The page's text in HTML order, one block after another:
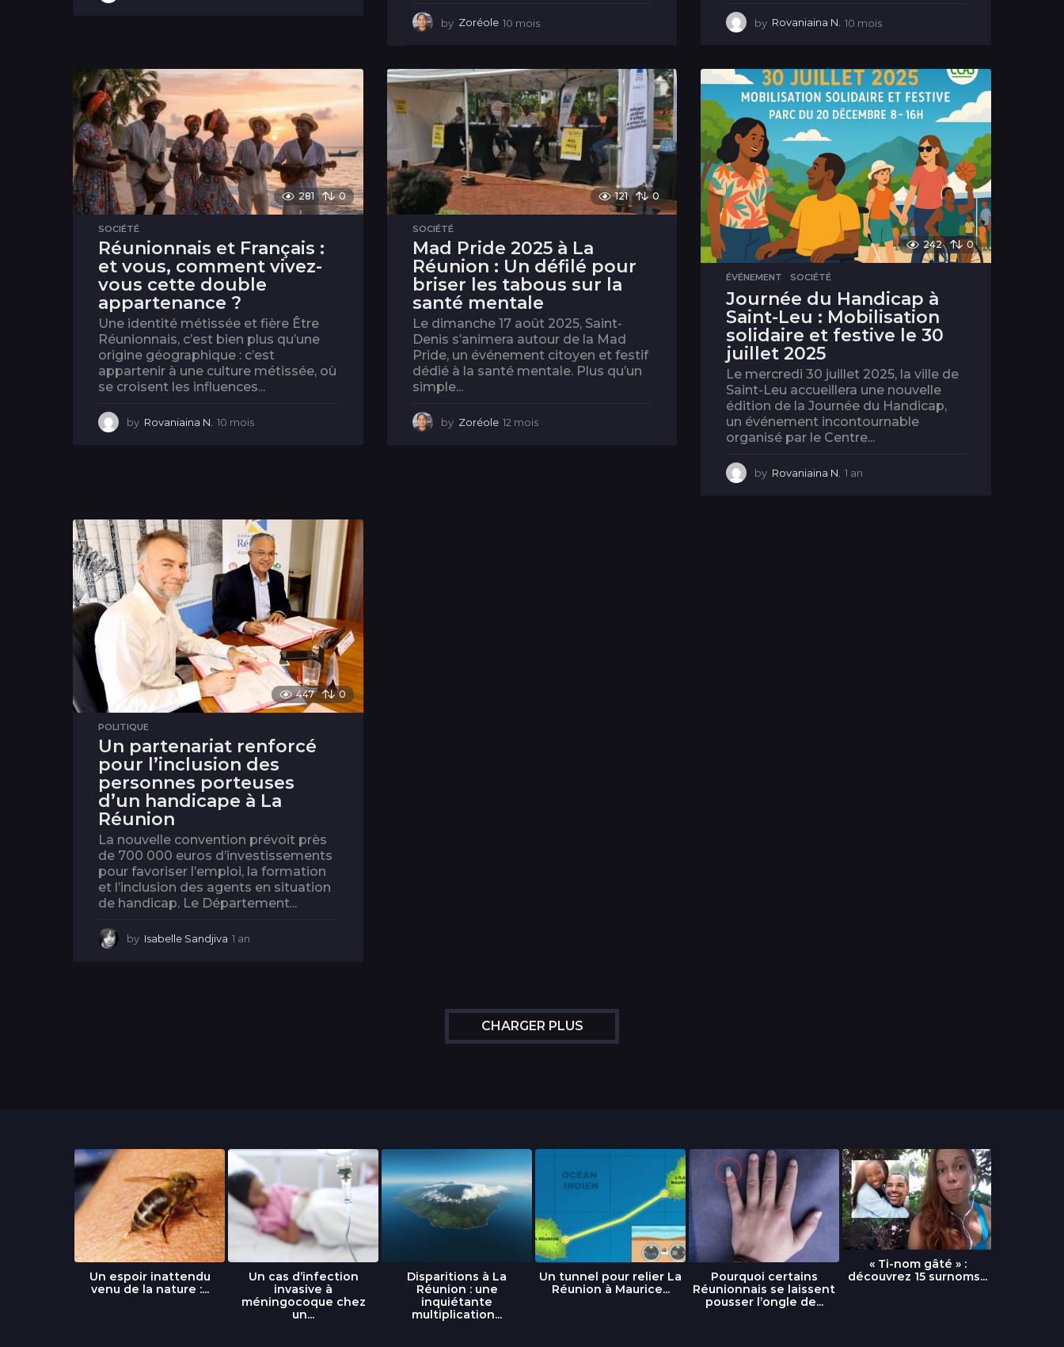
by Zoréole 10 mois1
o
i
s
by Rovaniaina N. 10 mois
o
i
s
281 0
SOCIÉTÉ
Réunionnais et Français :
et vous, comment vivez-
vous cette double
appartenance ?
Une identité métissée et fière Être
Réunionnais, c’est bien plus qu’une
origine géographique : c’est
appartenir à une culture métissée, où
se croisent les influences...
by Rovaniaina N. 10 mois
121 0
SOCIÉTÉ
Mad Pride 2025 à La
Réunion : Un défilé pour
briser les tabous sur la
santé mentale
Le dimanche 17 août 2025, Saint-
Denis s’animera autour de la Mad
Pride, un événement citoyen et festif
dédié à la santé mentale. Plus qu’un
simple...
by Zoréole 12 mois1
242 0
ÉVÉNEMENT ,SOCIÉTÉ
Journée du Handicap à
Saint-Leu : Mobilisation
solidaire et festive le 30
juillet 2025
Le mercredi 30 juillet 2025, la ville de
Saint-Leu accueillera une nouvelle
édition de la Journée du Handicap,
un événement incontournable
organisé par le Centre...
by Rovaniaina N. 1 an
447 0
POLITIQUE
Un partenariat renforcé
pour l’inclusion des
personnes porteuses
d’un handicape à La
Réunion
La nouvelle convention prévoit près
de 700 000 euros d’investissements
pour favoriser l’emploi, la formation
et l’inclusion des agents en situation
de handicap. Le Département...
by Isabelle Sandjiva 1 an
CHARGER PLUS
Un espoir inattendu
venu de la nature :...
Un cas d’infection
invasive à
méningocoque chez
un...
Disparitions à La
Réunion : une
inquiétante
multiplication...
Un tunnel pour relier La
Réunion à Maurice...
Pourquoi certains
Réunionnais se laissent
pousser l’ongle de...
« Ti-nom gâté » :
découvrez 15 surnoms...